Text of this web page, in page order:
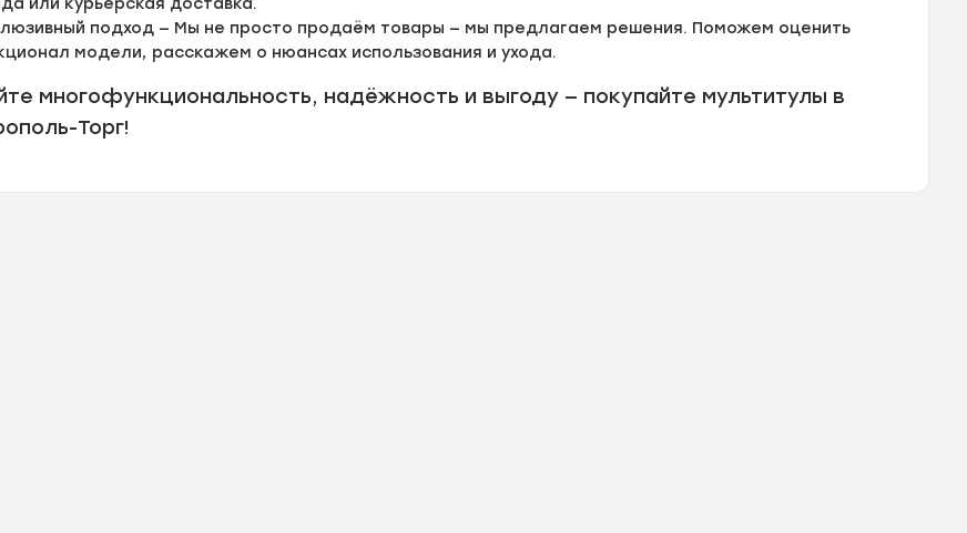
подход — Мы не просто продаём товары — мы предлагаем решения. Поможем оценить
модели, расскажем о нюансах использования и ухода.
многофункциональность, надёжность и выгоду — покупайте мультитулы в
Торг!